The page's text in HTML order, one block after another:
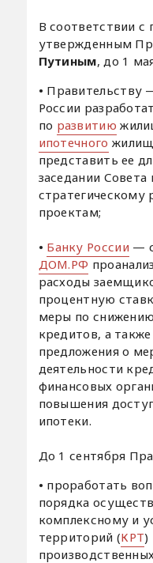
В соответствии с
утвержденным
Путиным, до 1
• Правительству
России
по развитию
ипотечного
представить ее
заседании
проектам;
• Банку России —
ДОМ.РФ
расходы
процентную
меры по
кредитов, а
предложения о
деятельности
финансовых
повышения
ипотеки.
До 1 сентября
• проработать
порядка
комплексному и
территорий (КРТ)